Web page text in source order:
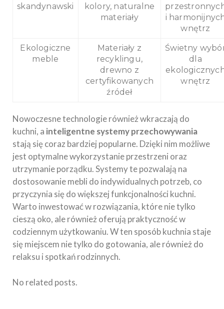
skandynawski
kolory, naturalne
materiały
i
wnętrz
Ekologiczne
meble
Materiały z
recyklingu,
drewno z
certyfikowanych
źródeł
Świetny
dla
wnętrz
Nowoczesne technologie również wkraczają do
kuchni, a inteligentne systemy przechowywania
stają się coraz bardziej popularne. Dzięki nim możliwe
jest optymalne wykorzystanie przestrzeni oraz
utrzymanie porządku. Systemy te pozwalają na
dostosowanie mebli do indywidualnych potrzeb, co
przyczynia się do większej funkcjonalności kuchni.
Warto inwestować w rozwiązania, które nie tylko
cieszą oko, ale również oferują praktyczność w
codziennym użytkowaniu. W ten sposób kuchnia staje
się miejscem nie tylko do gotowania, ale również do
relaksu i spotkań rodzinnych.
No related posts.